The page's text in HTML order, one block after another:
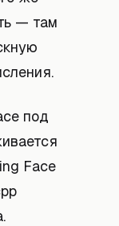
— там
под
Face